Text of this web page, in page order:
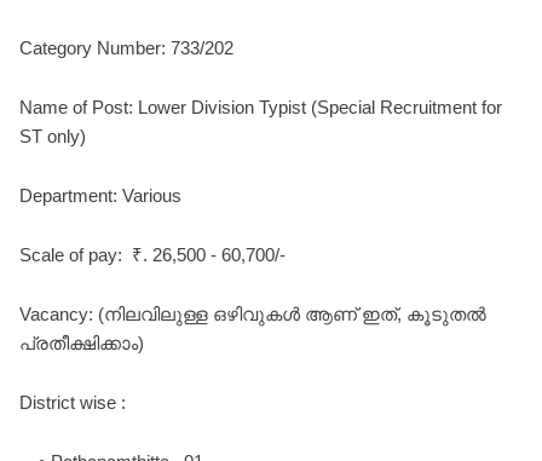
Category Number: 733/202
Name of Post: Lower Division Typist (Special Recruitment for
ST only)
Department: Various
Scale of pay: ₹. 26,500 - 60,700/-
Vacancy: (നിലവിലുള്ള ഒഴിവുകൾ ആണ് ഇത്, കൂടുതൽ
പ്രതീക്ഷിക്കാം)
District wise :